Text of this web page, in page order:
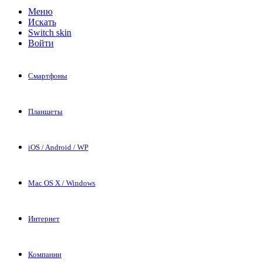
Меню
Искать
Switch skin
Войти
Смартфоны
Планшеты
iOS / Android / WP
Mac OS X / Windows
Интернет
Компании